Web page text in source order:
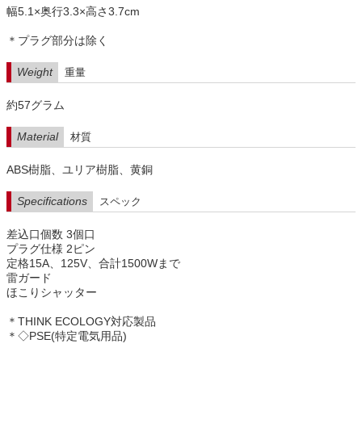
幅5.1×奥行3.3×高さ3.7cm
＊プラグ部分は除く
Weight 重量
約57グラム
Material 材質
ABS樹脂、ユリア樹脂、黄銅
Specifications スペック
差込口個数 3個口
プラグ仕様 2ピン
定格15A、125V、合計1500Wまで
雷ガード
ほこりシャッター
＊THINK ECOLOGY対応製品
＊◇PSE(特定電気用品)